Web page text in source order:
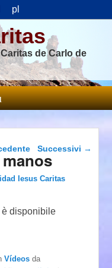
pl
de Carlo de
articolo
Successivi →
Iesus Caritas
è disponibile
Vídeos da